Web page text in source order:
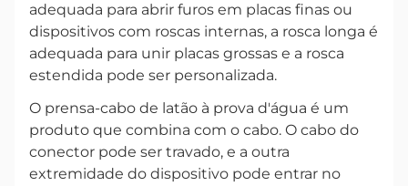
adequada para abrir furos em placas finas ou
dispositivos com roscas internas, a rosca longa é
adequada para unir placas grossas e a rosca
estendida pode ser personalizada.
O prensa-cabo de latão à prova d'água é um
produto que combina com o cabo. O cabo do
conector pode ser travado, e a outra
extremidade do dispositivo pode entrar no